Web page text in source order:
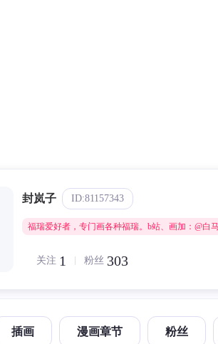
封岚子 ID:81157343
福瑞爱好者，专门画各种福瑞。b站、画加：@白马
关注 1 粉丝 303
插画 漫画章节 粉丝